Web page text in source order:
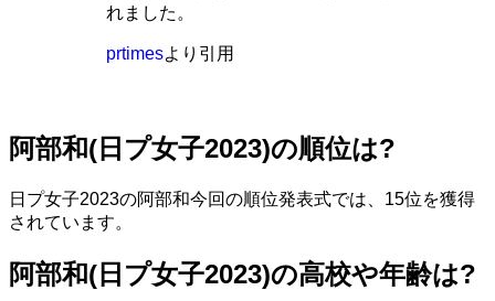
れました。
prtimesより引用
阿部和(日プ女子2023)の順位は?
日プ女子2023の阿部和今回の順位発表式では、15位を獲得
されています。
阿部和(日プ女子2023)の高校や年齢は?